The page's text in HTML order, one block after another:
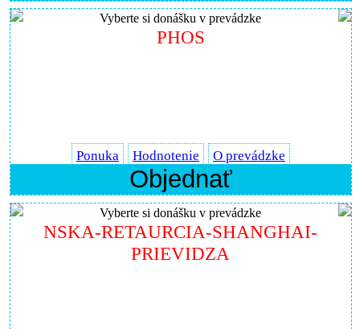
Vyberte si donášku v prevádzke
PHOS
Ponuka Hodnotenie O prevádzke
Objednať
Vyberte si donášku v prevádzke
NSKA-RETAURCIA-SHANGHAI-
PRIEVIDZA